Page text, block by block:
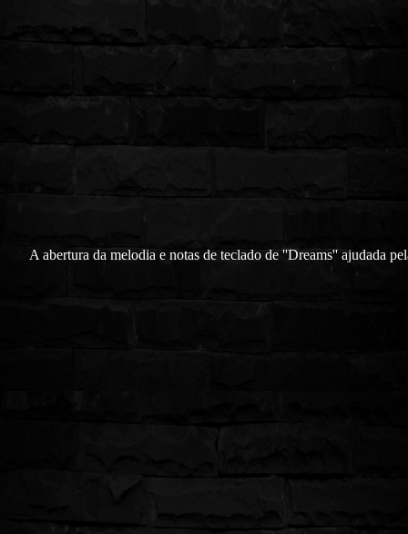
A abertura da melodia e notas de teclado de ''Dreams'' ajudada